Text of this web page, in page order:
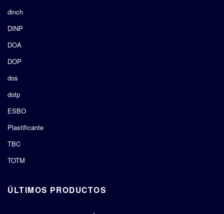
dinch
DINP
DOA
DOP
dos
dotp
ESBO
Plastificante
TBC
TOTM
ÚLTIMOS PRODUCTOS